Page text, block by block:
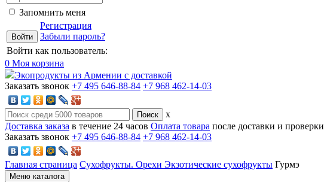
Запомнить меня
Регистрация
Забыли пароль?
Войти как пользователь:
0 Моя корзина
Экопродукты из Армении с доставкой
Заказать звонок +7 495 646-88-84 +7 968 462-14-03
x
Доставка заказа в течение 24 часов Оплата товара после доставки и проверки
Заказать звонок +7 495 646-88-84 +7 968 462-14-03
Главная страница Сухофрукты. Орехи Экзотические сухофрукты Гурмэ
Меню каталога